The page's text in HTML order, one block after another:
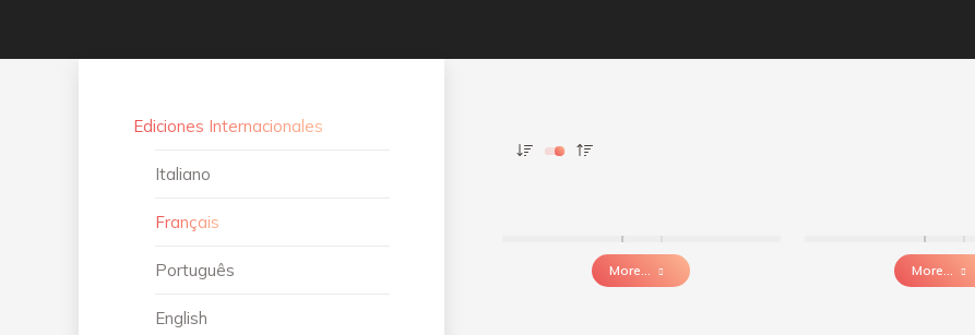
More... More...
Ediciones Internacionales
Italiano
Français
Português
English